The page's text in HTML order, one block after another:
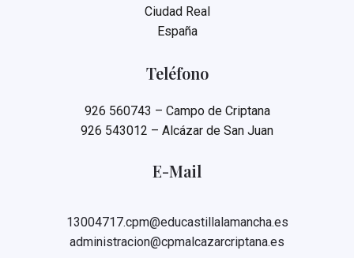
Ciudad Real
España
Teléfono
926 560743 – Campo de Criptana
926 543012 – Alcázar de San Juan
E-Mail
13004717.cpm@educastillalamancha.es
administracion@cpmalcazarcriptana.es